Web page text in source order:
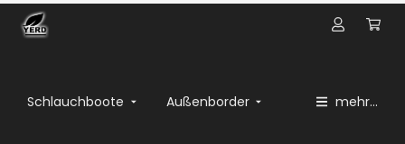
Schlauchboote Außenborder mehr...